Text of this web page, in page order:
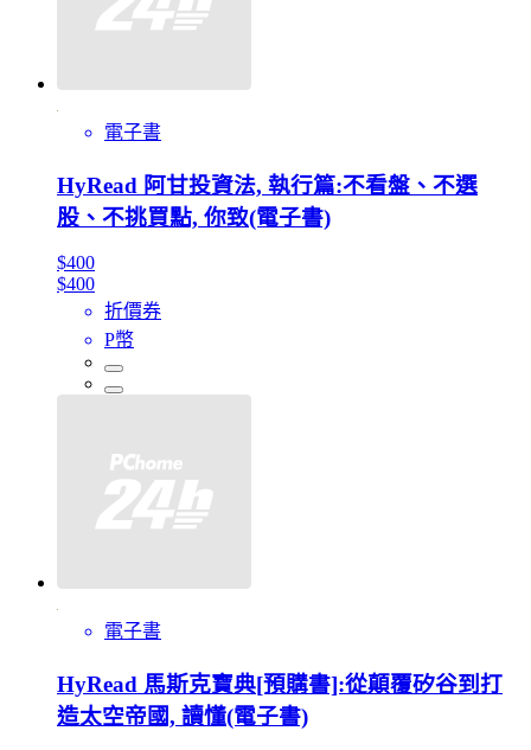
電子書
HyRead 阿甘投資法, 執行篇:不看盤、不選
股、不挑買點, 你致(電子書)
$400
$400
折價券
P幣
電子書
HyRead 馬斯克寶典[預購書]:從顛覆矽谷到打
造太空帝國, 讀懂(電子書)